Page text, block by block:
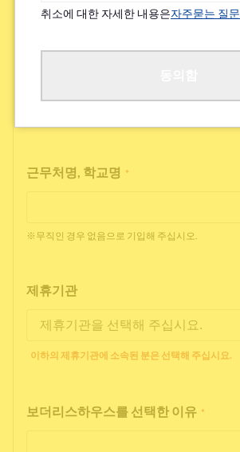
※쾌적한 거주를 위해 여쭙고 있습니다.
근무처명, 학교명 *
※무직인 경우 없음으로 기입해 주십시오.
제휴기관
이하의 제휴기관에 소속된 분은 선택해 주십시요.
보더리스하우스를 선택한 이유 *
취소에 대한 자세한 내용은자주묻는 질문